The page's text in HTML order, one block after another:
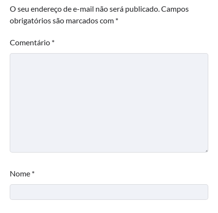
O seu endereço de e-mail não será publicado. Campos
obrigatórios são marcados com *
Comentário *
Nome *